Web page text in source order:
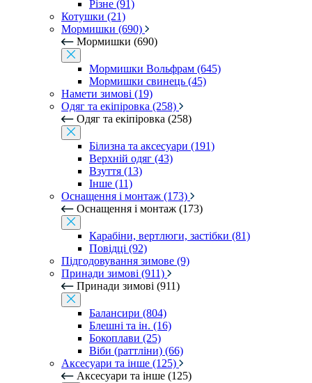
Різне (91)
Котушки (21)
Мормишки (690)
Мормишки (690)
Мормишки Вольфрам (645)
Мормишки свинець (45)
Намети зимові (19)
Одяг та екіпіровка (258)
Одяг та екіпіровка (258)
Білизна та аксесуари (191)
Верхній одяг (43)
Взуття (13)
Інше (11)
Оснащення і монтаж (173)
Оснащення і монтаж (173)
Карабіни, вертлюги, застібки (81)
Повідці (92)
Підгодовування зимове (9)
Принади зимові (911)
Принади зимові (911)
Балансири (804)
Блешні та ін. (16)
Бокоплави (25)
Віби (раттліни) (66)
Аксесуари та інше (125)
Аксесуари та інше (125)